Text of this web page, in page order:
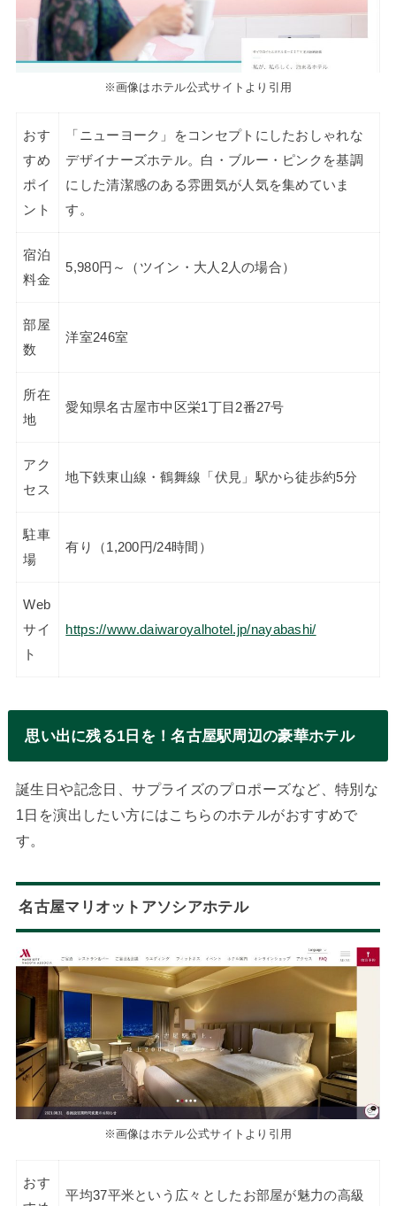
※画像はホテル公式サイトより引用
おす
すめ
ポイ
ント
「ニューヨーク」をコンセプトにしたおしゃれな
デザイナーズホテル。白・ブルー・ピンクを基調
にした清潔感のある雰囲気が人気を集めていま
す。
宿泊
料金
5,980円～（ツイン・大人2人の場合）
部屋
数
洋室246室
所在
地
愛知県名古屋市中区栄1丁目2番27号
アク
セス
地下鉄東山線・鶴舞線「伏見」駅から徒歩約5分
駐車
場
有り（1,200円/24時間）
Web
サイ
ト
https://www.daiwaroyalhotel.jp/nayabashi/
思い出に残る1日を！名古屋駅周辺の豪華ホテル
誕生日や記念日、サプライズのプロポーズなど、特別な
1日を演出したい方にはこちらのホテルがおすすめで
す。
名古屋マリオットアソシアホテル
※画像はホテル公式サイトより引用
おす
平均37平米という広々としたお部屋が魅力の高級